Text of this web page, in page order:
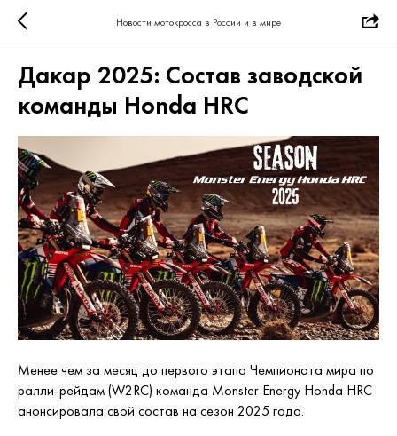
Новости мотокросса в России и в мире
Дакар 2025: Состав заводской
команды Honda HRC
Менее чем за месяц до первого этапа Чемпионата мира по
ралли-рейдам (W2RC) команда Monster Energy Honda HRC
анонсировала свой состав на сезон 2025 года.